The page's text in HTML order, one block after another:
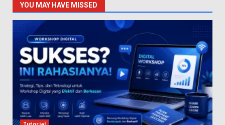
YOU MAY HAVE MISSED